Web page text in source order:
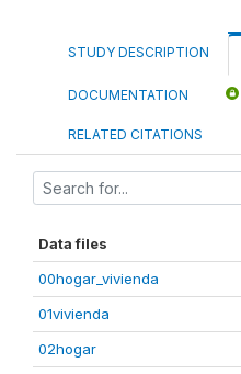
STUDY DESCRIPTION
DOCUMENTATION
RELATED CITATIONS
Data files
00hogar_vivienda
01vivienda
02hogar